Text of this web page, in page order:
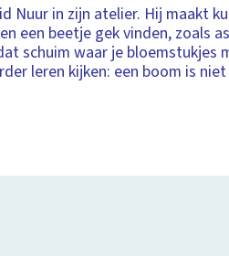
Nuur in zijn atelier. Hij maakt
een beetje gek vinden, zoals
schuim waar je bloemstukjes
leren kijken: een boom is